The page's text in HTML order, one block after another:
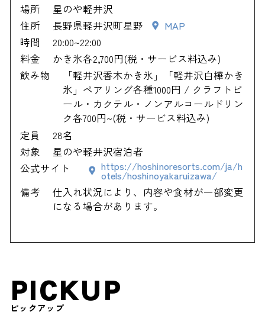
場所
星のや軽井沢
住所
長野県軽井沢町星野
MAP
時間
20:00~22:00
料金
かき氷各2,700円(税・サービス料込み)
飲み物
「軽井沢香木かき氷」「軽井沢白樺かき
氷」ペアリング各種1000円 / クラフトビ
ール・カクテル・ノンアルコールドリン
ク各700円~(税・サービス料込み)
定員
28名
対象
星のや軽井沢宿泊者
公式サイト
https://hoshinoresorts.com/ja/h
otels/hoshinoyakaruizawa/
備考
仕入れ状況により、内容や食材が一部変更
になる場合があります。
PICKUP
ピックアップ